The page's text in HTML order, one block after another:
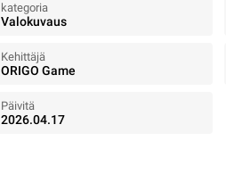
kategoria
Valokuvaus
Kehittäjä
ORIGO Game
Päivitä
2026.04.17